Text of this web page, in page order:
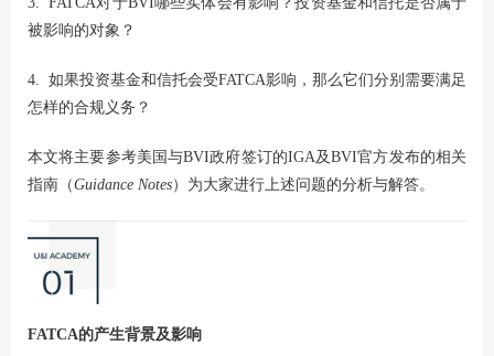
被影响的对象？
4. 如果投资基金和信托会受FATCA影响，那么它们分别需要满足
怎样的合规义务？
本文将主要参考美国与BVI政府签订的IGA及BVI官方发布的相关
指南（Guidance Notes）为大家进行上述问题的分析与解答。
FATCA的产生背景及影响